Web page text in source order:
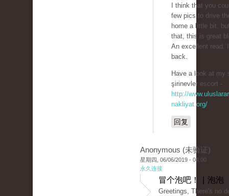
I think that you
few pics to drive
home a little bit,
that, this is great
An excellent read.
back.
Have a look at my
şirinevler escort -
http://
nakliyat.org/
回复
Anonymous (未验证)
星期四, 06/06/2019 - 04:00
永久连接
冒个泡吧！ | 泡泡
Greetings, There's no